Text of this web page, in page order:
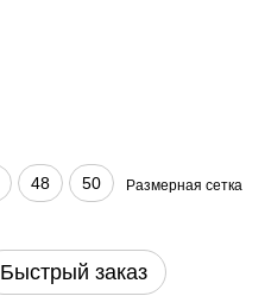
48 50 Размерная сетка
Быстрый заказ